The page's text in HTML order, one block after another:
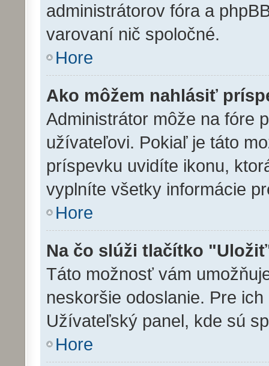
administrátorov fóra a
varovaní nič spoločné.
Hore
Ako môžem nahlásiť
Administrátor môže na fóre
užívateľovi. Pokiaľ je táto
príspevku uvidíte ikonu,
vyplníte všetky informácie
Hore
Na čo slúži tlačítko
Táto možnosť vám
neskoršie odoslanie. Pre
Užívateľský panel, kde sú
Hore